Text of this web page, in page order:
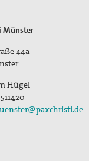
Münster
44a
Hügel